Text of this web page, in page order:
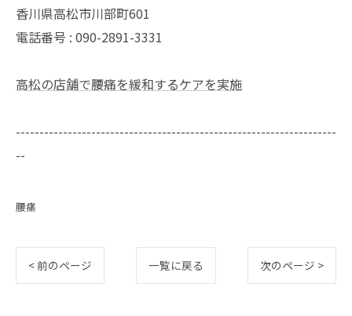
香川県高松市川部町601
電話番号 : 090-2891-3331
高松の店舗で腰痛を緩和するケアを実施
--------------------------------------------------------------------
--
腰痛
< 前のページ 一覧に戻る 次のページ >